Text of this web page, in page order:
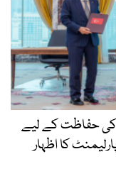
کی حفاظت کے لیے
کا اظہار